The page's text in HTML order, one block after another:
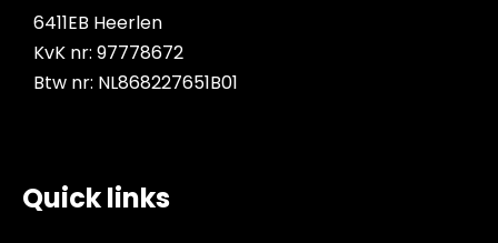
6411EB Heerlen
KvK nr: 97778672
Btw nr: NL868227651B01
Quick links